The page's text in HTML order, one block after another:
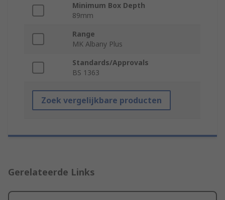
Minimum Box Depth
89mm
Range
MK Albany Plus
Standards/Approvals
BS 1363
Zoek vergelijkbare producten
Gerelateerde Links